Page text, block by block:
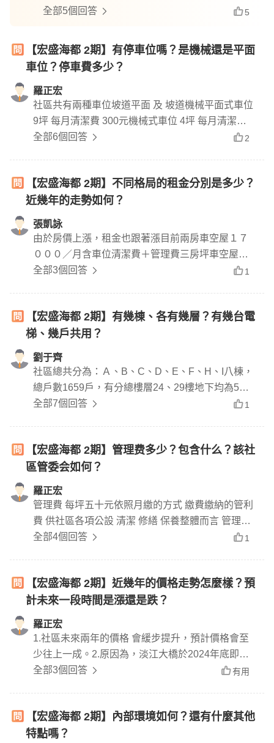
八號房 開始看
全部5個回答 5
【宏盛海都 2期】有停車位嗎？是機械還是平面
車位？停車費多少？
羅正宏
社區共有兩種車位坡道平面 及 坡道機械平面式車位
9坪 每月清潔費 300元機械式車位 4坪 每月清潔費 5
00元*如挑選機械式車位要注意 車位高度 寬度 重量
全部6個回答 2
【宏盛海都 2期】不同格局的租金分別是多少？
近幾年的走勢如何？
張凱詠
由於房價上漲，租金也跟著漲目前兩房車空屋１７
０００／月含車位清潔費＋管理費三房坪車空屋約
２００００／月含車位清潔費＋管理費依裝潢、有
全部3個回答 1
【宏盛海都 2期】有幾棟、各有幾層？有幾台電
梯、幾戶共用？
劉于齊
社區總共分為：Ａ、B、C、D、E、F、H、I八棟，
總戶數1659戶，有分總樓層24、29樓地下均為5
層，一層8戶共用3支電梯。
全部7個回答 1
【宏盛海都 2期】管理费多少？包含什么？該社
區管委会如何？
羅正宏
管理費 每坪五十元依照月繳的方式 繳費繳納的管利
費 供社區各項公設 清潔 修繕 保養整體而言 管理完
善
全部4個回答 1
【宏盛海都 2期】近幾年的價格走勢怎麼樣？預
計未來一段時間是漲還是跌？
羅正宏
1.社區未來兩年的價格 會緩步提升，預計價格會至
少往上一成。2.原因為，淡江大橋於2024年底即將
通車，淡北道路也將於今年六月公開招標；若淡水
全部3個回答 有用
【宏盛海都 2期】內部環境如何？還有什麼其他
特點嗎？